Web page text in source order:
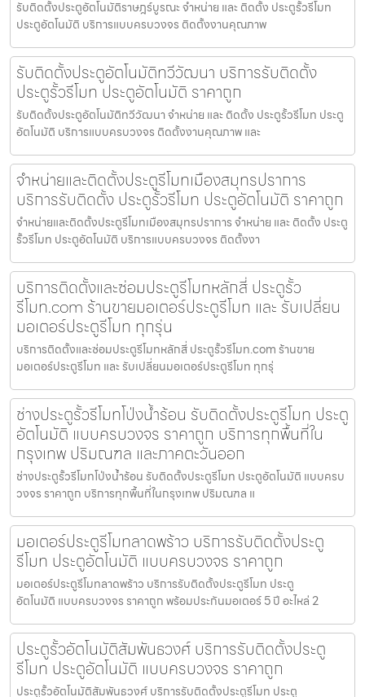
รับติดตั้งประตูอัตโนมัติราษฎร์บูรณะ จำหน่าย และ ติดตั้ง ประตูรั้วรีโมท
ประตูอัตโนมัติ บริการแบบครบวงจร ติดตั้งงานคุณภาพ
รับติดตั้งประตูอัตโนมัติทวีวัฒนา บริการรับติดตั้ง
ประตูรั้วรีโมท ประตูอัตโนมัติ ราคาถูก
รับติดตั้งประตูอัตโนมัติทวีวัฒนา จำหน่าย และ ติดตั้ง ประตูรั้วรีโมท ประตู
อัตโนมัติ บริการแบบครบวงจร ติดตั้งงานคุณภาพ และ
จำหน่ายและติดตั้งประตูรีโมทเมืองสมุทรปราการ
บริการรับติดตั้ง ประตูรั้วรีโมท ประตูอัตโนมัติ ราคาถูก
จำหน่ายและติดตั้งประตูรีโมทเมืองสมุทรปราการ จำหน่าย และ ติดตั้ง ประตู
รั้วรีโมท ประตูอัตโนมัติ บริการแบบครบวงจร ติดตั้งงา
บริการติดตั้งและซ่อมประตูรีโมทหลักสี่ ประตูรั้ว
รีโมท.com ร้านขายมอเตอร์ประตูรีโมท และ รับเปลี่ยน
มอเตอร์ประตูรีโมท ทุกรุ่น
บริการติดตั้งและซ่อมประตูรีโมทหลักสี่ ประตูรั้วรีโมท.com ร้านขาย
มอเตอร์ประตูรีโมท และ รับเปลี่ยนมอเตอร์ประตูรีโมท ทุกรุ่
ช่างประตูรั้วรีโมทโป่งน้ำร้อน รับติดตั้งประตูรีโมท ประตู
อัตโนมัติ แบบครบวงจร ราคาถูก บริการทุกพื้นที่ใน
กรุงเทพ ปริมณฑล และภาคตะวันออก
ช่างประตูรั้วรีโมทโป่งน้ำร้อน รับติดตั้งประตูรีโมท ประตูอัตโนมัติ แบบครบ
วงจร ราคาถูก บริการทุกพื้นที่ในกรุงเทพ ปริมณฑล แ
มอเตอร์ประตูรีโมทลาดพร้าว บริการรับติดตั้งประตู
รีโมท ประตูอัตโนมัติ แบบครบวงจร ราคาถูก
มอเตอร์ประตูรีโมทลาดพร้าว บริการรับติดตั้งประตูรีโมท ประตู
อัตโนมัติ แบบครบวงจร ราคาถูก พร้อมประกันมอเตอร์ 5 ปี อะไหล่ 2
ประตูรั้วอัตโนมัติสัมพันธวงศ์ บริการรับติดตั้งประตู
รีโมท ประตูอัตโนมัติ แบบครบวงจร ราคาถูก
ประตูรั้วอัตโนมัติสัมพันธวงศ์ บริการรับติดตั้งประตูรีโมท ประตู